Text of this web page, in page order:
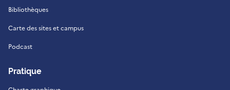
Bibliothèques
Carte des sites et campus
Podcast
Pratique